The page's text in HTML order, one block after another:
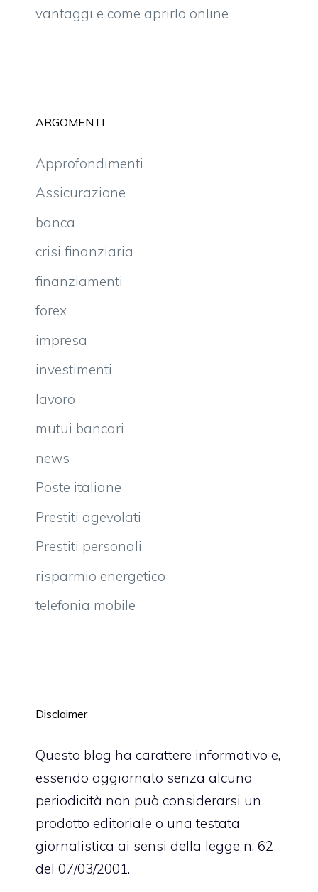
vantaggi e come aprirlo online
ARGOMENTI
Approfondimenti
Assicurazione
banca
crisi finanziaria
finanziamenti
forex
impresa
investimenti
lavoro
mutui bancari
news
Poste italiane
Prestiti agevolati
Prestiti personali
risparmio energetico
telefonia mobile
Disclaimer
Questo blog ha carattere informativo e,
essendo aggiornato senza alcuna
periodicità non può considerarsi un
prodotto editoriale o una testata
giornalistica ai sensi della legge n. 62
del 07/03/2001.